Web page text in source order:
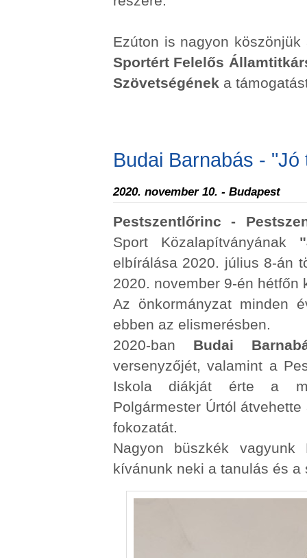
Ezúton is nagyon
Sportért Felelős
Szövetségének a
Budai Barnabás -
2020. november 10. - Budapest
Pestszentlőrinc -
Sport Közalapítványának
elbírálása 2020. július 8-án
2020. november 9-én hétfőn
Az önkormányzat minden
ebben az elismerésben.
2020-ban Budai
versenyzőjét, valamint a
Iskola diákját érte a
Polgármester Úrtól
fokozatát.
Nagyon büszkék vagyunk
kívánunk neki a tanulás és